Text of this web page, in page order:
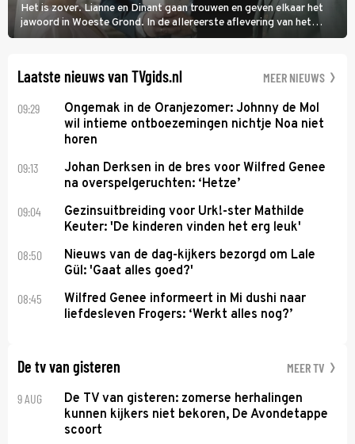
Het is zover. Lianne en Dinant gaan trouwen en geven elkaar het
jawoord in Woeste Grond. In de allereerste aflevering van het
eerste seizoen kwam Lianne vanuit de Randstad naar Twente. Daar
Laatste nieuws van TVgids.nl MEER NIEUWS
09:29
Ongemak in de Oranjezomer: Johnny de Mol
wil intieme ontboezemingen nichtje Noa niet
horen
09:13
Johan Derksen in de bres voor Wilfred Genee
na overspelgeruchten: ‘Hetze’
09:04
Gezinsuitbreiding voor Urk!-ster Mathilde
Keuter: 'De kinderen vinden het erg leuk'
08:50
Nieuws van de dag-kijkers bezorgd om Lale
Gül: 'Gaat alles goed?'
08:45
Wilfred Genee informeert in Mi dushi naar
liefdesleven Frogers: ‘Werkt alles nog?’
De tv van gisteren MEER TV
9 AUG
De TV van gisteren: zomerse herhalingen
kunnen kijkers niet bekoren, De Avondetappe
scoort